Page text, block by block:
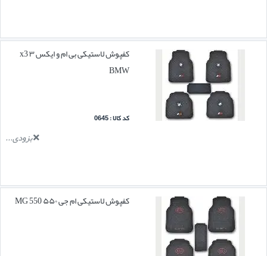
کفپوش لاستیکی بی ام و ایکس ۳ x3
BMW
کد کالا : 0645
بزودی...
کفپوش لاستیکی ام جی ۵۵۰ MG 550